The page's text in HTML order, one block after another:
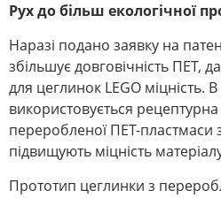
Рух до більш екологічної
Наразі подано заявку на
збільшує довговічність ПЕТ,
для цеглинок LEGO міцність.
використовується
переробленої ПЕТ-пластмаси
підвищують міцність
Прототип цеглинки з